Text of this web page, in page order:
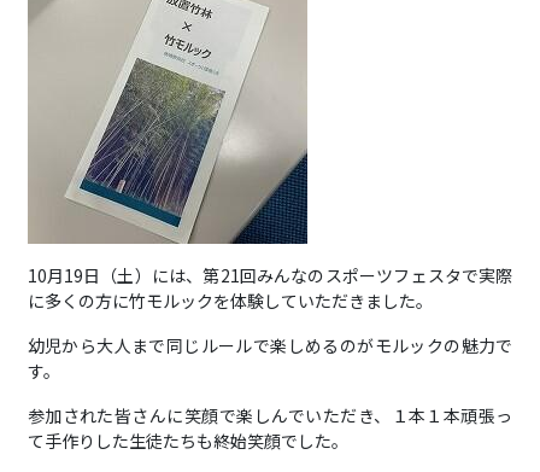
10月19日（土）には、第21回みんなのスポーツフェスタで実際
に多くの方に竹モルックを体験していただきました。
幼児から大人まで同じルールで楽しめるのがモルックの魅力で
す。
参加された皆さんに笑顔で楽しんでいただき、１本１本頑張っ
て手作りした生徒たちも終始笑顔でした。